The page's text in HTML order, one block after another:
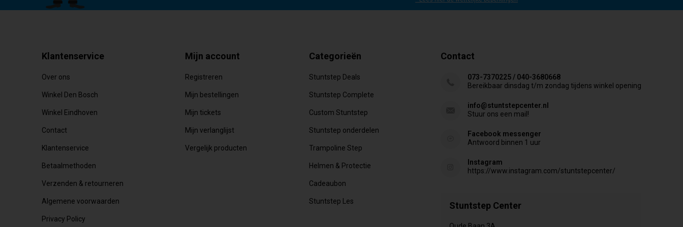
Klantenservice
Over ons
Winkel Den Bosch
Winkel Eindhoven
Contact
Klantenservice
Betaalmethoden
Verzenden & retourneren
Algemene voorwaarden
Privacy Policy
Mijn account
Registreren
Mijn bestellingen
Mijn tickets
Mijn verlanglijst
Vergelijk producten
Categorieën
Stuntstep Deals
Stuntstep Complete
Custom Stuntstep
Stuntstep onderdelen
Trampoline Step
Helmen & Protectie
Cadeaubon
Stuntstep Les
Contact
073-7370225 / 040-3680668
Bereikbaar dinsdag t/m zondag tijdens winkel opening
info@stuntstepcenter.nl
Stuur ons een mail!
Facebook messenger
Antwoord binnen 1 uur
Instagram
https://www.instagram.com/stuntstepcenter/
Stuntstep Center